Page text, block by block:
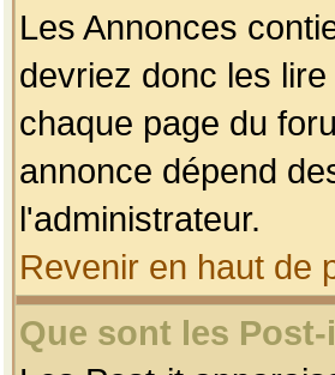
Les Annonces
devriez donc les
chaque page du
annonce dépend
l'administrateur.
Revenir en haut de
Que sont les